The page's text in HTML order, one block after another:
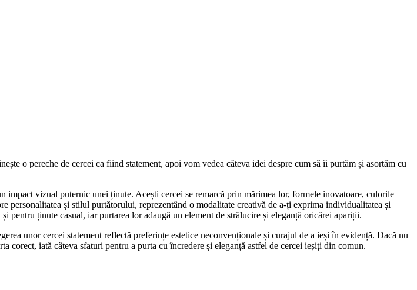
o pereche de cercei ca fiind statement, apoi vom vedea câteva idei despre cum să îi purtăm și asortăm cu
impact vizual puternic unei ținute. Acești cercei se remarcă prin mărimea lor, formele inovatoare, culorile
personalitatea și stilul purtătorului, reprezentând o modalitate creativă de a-ți exprima individualitatea și
ținute casual, iar purtarea lor adaugă un element de strălucire și eleganță oricărei apariții.
unor cercei statement reflectă preferințe estetice neconvenționale și curajul de a ieși în evidență. Dacă nu
corect, iată câteva sfaturi pentru a purta cu încredere și eleganță astfel de cercei ieșiți din comun.